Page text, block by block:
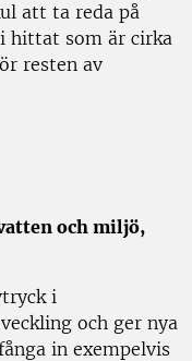
att ta reda på
hittat som är cirka
resten av
och miljö,
i
och ger nya
in exempelvis